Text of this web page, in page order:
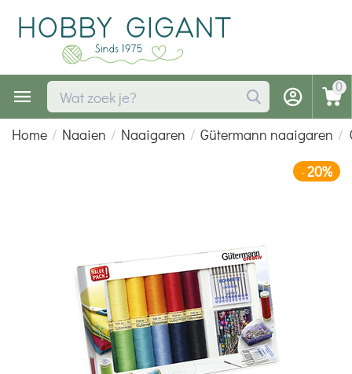
0
Home / Naaien / Naaigaren / Gütermann naaigaren /
-20%